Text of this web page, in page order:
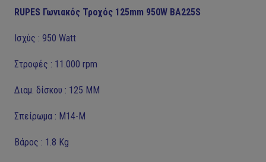
RUPES Γωνιακός Τροχός 125mm 950W BA225S
Ισχύς : 950 Watt
Στροφές : 11.000 rpm
Διαμ. δίσκου : 125 ΜΜ
Σπείρωμα : M14-M
Βάρος : 1.8 Kg